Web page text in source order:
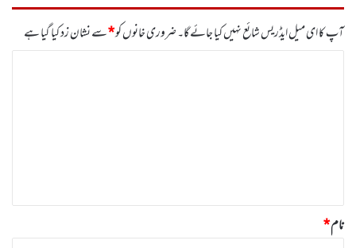
آپ کا ای میل ایڈریس شائع نہیں کیا جائے گا۔ضروری خانوں کو*سے نشان زد کیا گیا ہے
نام*